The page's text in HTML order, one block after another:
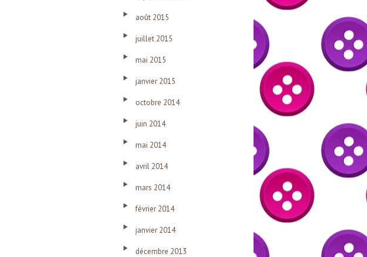
août 2015
juillet 2015
mai 2015
janvier 2015
octobre 2014
juin 2014
mai 2014
avril 2014
mars 2014
février 2014
janvier 2014
décembre 2013